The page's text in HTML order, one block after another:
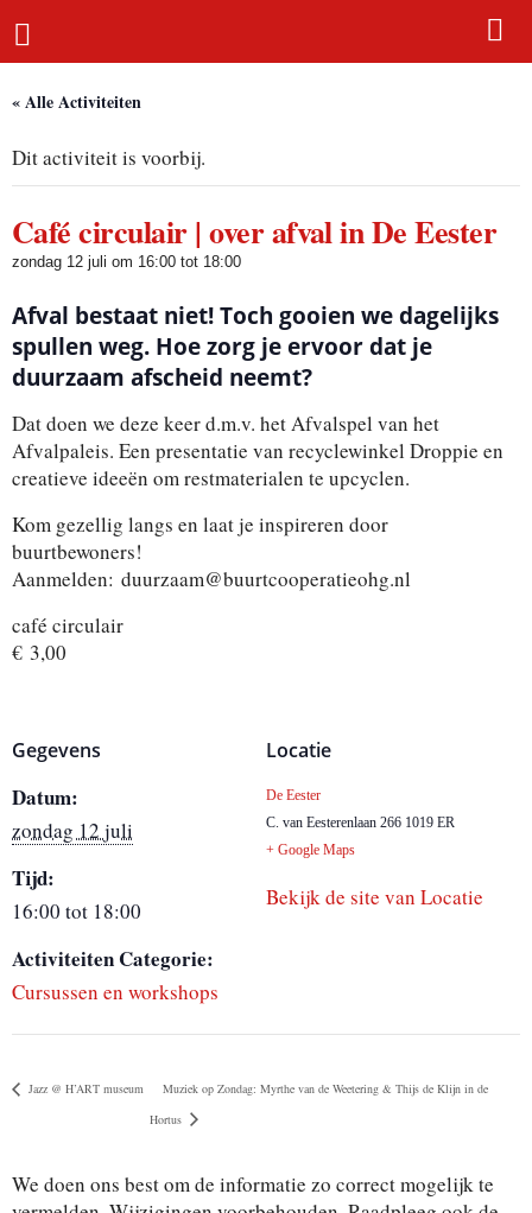
Home
« Alle Activiteiten
Dit activiteit is voorbij.
Café circulair | over afval in De Eester
zondag 12 juli om 16:00 tot 18:00
Afval bestaat niet! Toch gooien we dagelijks
spullen weg. Hoe zorg je ervoor dat je
duurzaam afscheid neemt?
Dat doen we deze keer d.m.v. het Afvalspel van het
Afvalpaleis. Een presentatie van recyclewinkel Droppie en
creatieve ideeën om restmaterialen te upcyclen.
Kom gezellig langs en laat je inspireren door
buurtbewoners!
Aanmelden: duurzaam@buurtcooperatieohg.nl
café circulair
€ 3,00
Gegevens
Datum:
zondag 12 juli
Tijd:
16:00 tot 18:00
Activiteiten Categorie:
Cursussen en workshops
Locatie
De Eester
C. van Eesterenlaan 266 1019 ER
+ Google Maps
Bekijk de site van Locatie
Jazz @ H’ART museum
Muziek op Zondag: Myrthe van de Weetering & Thijs de Klijn in de
Hortus
We doen ons best om de informatie zo correct mogelijk te